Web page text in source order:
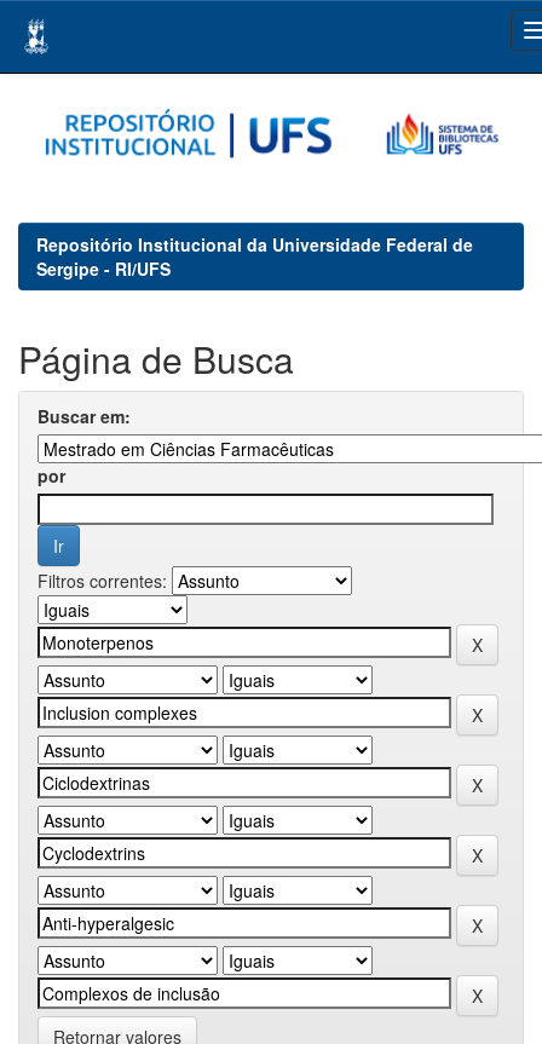
navigation
Repositório Institucional da Universidade Federal de
Sergipe - RI/UFS
Página de Busca
Buscar em:
por
Filtros correntes:
Retornar valores